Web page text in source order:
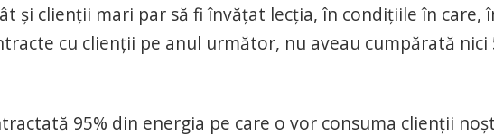
şi clienţii mari par să fi învăţat lecţia, în condiţiile în care,
cu clienţii pe anul următor, nu aveau cumpărată nici
95% din energia pe care o vor consuma clienţii